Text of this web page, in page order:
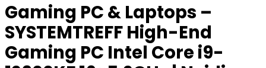
Gaming PC & Laptops –
SYSTEMTREFF High-End
Gaming PC Intel Core i9-